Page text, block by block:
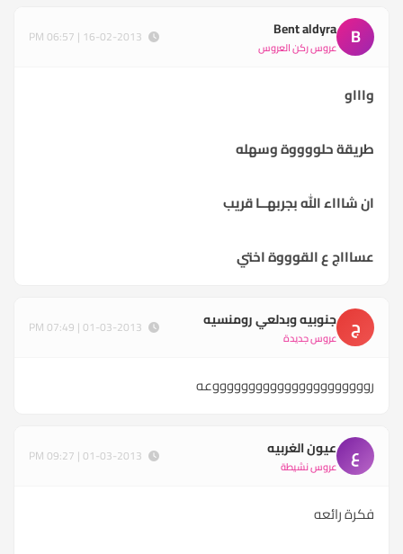
B
Bent aldyra
عروس ركن العروس
واااو
طريقة حلووووة وسهله
ان شاااء الله بجربهــا قريب
عساااج ع القوووة اختي
ج جنوبيه وبدلعي رومنسيه
عروس جديدة
رووووووووووووووووووووووعه
ع عيون الغربيه
عروس نشيطة
فكرة رائعه